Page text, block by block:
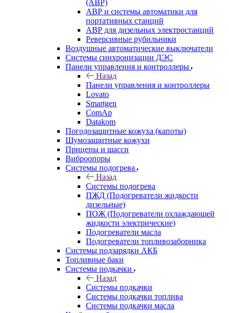
(АВР)
АВР и системы автоматики для
портативных станций
АВР для дизельных электростанций
Реверсивные рубильники
Воздушные автоматические выключатели
Системы синхронизации ДЭС
Панели управления и контроллеры
Назад
Панели управления и контроллеры
Lovato
Smartgen
ComAp
Datakom
Погодозащитные кожуха (капоты)
Шумозащитные кожухи
Прицепы и шасси
Виброопоры
Системы подогрева
Назад
Системы подогрева
ПЖД (Подогреватели жидкости
дизельные)
ПОЖ (Подогреватели охлаждающей
жидкости электрические)
Подогреватели масла
Подогреватели топливозаборника
Системы подзарядки АКБ
Топливные баки
Системы подкачки
Назад
Системы подкачки
Системы подкачки топлива
Системы подкачки масла